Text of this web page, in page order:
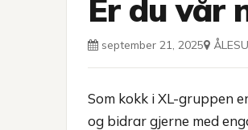
Er du vår
september 21, 2025
Som kokk i XL-gruppen
og bidrar gjerne med